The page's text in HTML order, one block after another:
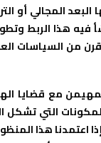
البعد المجالي أو
فيه هذا الربط
من السياسات
مع قضايا
والمكونات التي
اعتمدنا هذا